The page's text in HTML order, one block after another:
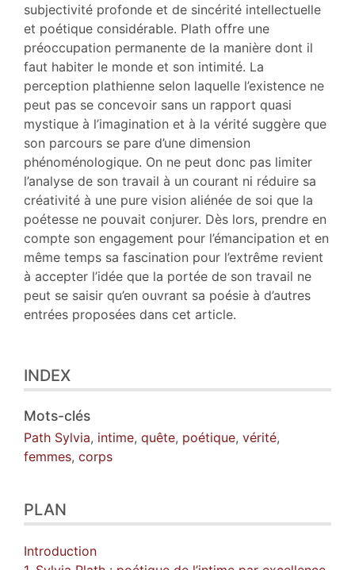
subjectivité profonde et de sincérité intellectuelle
et poétique considérable. Plath offre une
préoccupation permanente de la manière dont il
faut habiter le monde et son intimité. La
perception plathienne selon laquelle l’existence ne
peut pas se concevoir sans un rapport quasi
mystique à l’imagination et à la vérité suggère que
son parcours se pare d’une dimension
phénoménologique. On ne peut donc pas limiter
l’analyse de son travail à un courant ni réduire sa
créativité à une pure vision aliénée de soi que la
poétesse ne pouvait conjurer. Dès lors, prendre en
compte son engagement pour l’émancipation et en
même temps sa fascination pour l’extrême revient
à accepter l’idée que la portée de son travail ne
peut se saisir qu’en ouvrant sa poésie à d’autres
entrées proposées dans cet article.
INDEX
Mots-clés
Path Sylvia, intime, quête, poétique, vérité,
femmes, corps
PLAN
Introduction